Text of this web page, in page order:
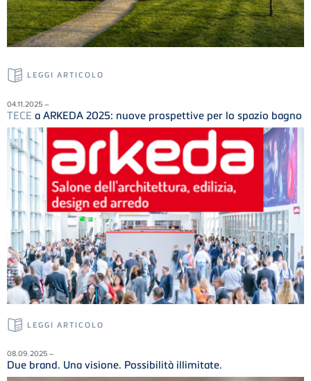
LEGGI ARTICOLO
04.11.2025 –
TECE a ARKEDA 2025: nuove prospettive per lo spazio bagno
LEGGI ARTICOLO
08.09.2025 –
Due brand. Una visione. Possibilità illimitate.